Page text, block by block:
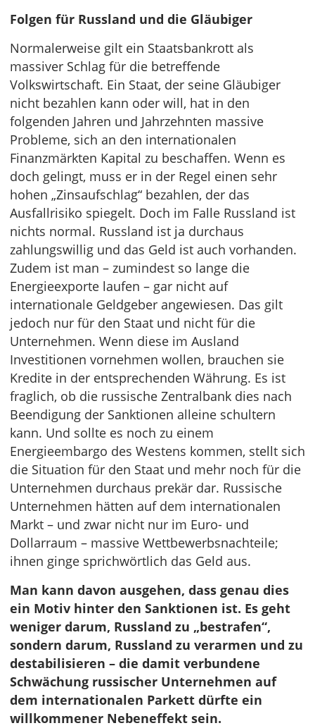
Folgen für Russland und die Gläubiger
Normalerweise gilt ein Staatsbankrott als
massiver Schlag für die betreffende
Volkswirtschaft. Ein Staat, der seine Gläubiger
nicht bezahlen kann oder will, hat in den
folgenden Jahren und Jahrzehnten massive
Probleme, sich an den internationalen
Finanzmärkten Kapital zu beschaffen. Wenn es
doch gelingt, muss er in der Regel einen sehr
hohen „Zinsaufschlag“ bezahlen, der das
Ausfallrisiko spiegelt. Doch im Falle Russland ist
nichts normal. Russland ist ja durchaus
zahlungswillig und das Geld ist auch vorhanden.
Zudem ist man – zumindest so lange die
Energieexporte laufen – gar nicht auf
internationale Geldgeber angewiesen. Das gilt
jedoch nur für den Staat und nicht für die
Unternehmen. Wenn diese im Ausland
Investitionen vornehmen wollen, brauchen sie
Kredite in der entsprechenden Währung. Es ist
fraglich, ob die russische Zentralbank dies nach
Beendigung der Sanktionen alleine schultern
kann. Und sollte es noch zu einem
Energieembargo des Westens kommen, stellt sich
die Situation für den Staat und mehr noch für die
Unternehmen durchaus prekär dar. Russische
Unternehmen hätten auf dem internationalen
Markt – und zwar nicht nur im Euro- und
Dollarraum – massive Wettbewerbsnachteile;
ihnen ginge sprichwörtlich das Geld aus.
Man kann davon ausgehen, dass genau dies
ein Motiv hinter den Sanktionen ist. Es geht
weniger darum, Russland zu „bestrafen“,
sondern darum, Russland zu verarmen und zu
destabilisieren – die damit verbundene
Schwächung russischer Unternehmen auf
dem internationalen Parkett dürfte ein
willkommener Nebeneffekt sein.